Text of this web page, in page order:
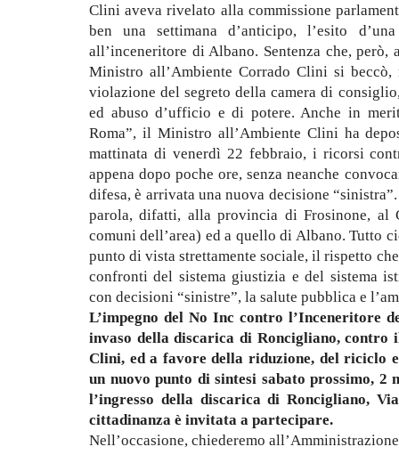
Clini aveva rivelato alla commissione
ben una settimana d’anticipo, l’esito
all’inceneritore di Albano. Sentenza che,
Ministro all’Ambiente Corrado Clini si beccò,
violazione del segreto della camera di
ed abuso d’ufficio e di potere. Anche in
Roma”, il Ministro all’Ambiente Clini ha
mattinata di venerdì 22 febbraio, i ricorsi
appena dopo poche ore, senza neanche
difesa, è arrivata una nuova decisione
parola, difatti, alla provincia di Frosinone,
comuni dell’area) ed a quello di Albano. Tutto
punto di vista strettamente sociale, il rispetto
confronti del sistema giustizia e del sistema
con decisioni “sinistre”, la salute pubblica e
L’impegno del No Inc contro l’Inceneritore
invaso della discarica di Roncigliano, contro
Clini, ed a favore della riduzione, del
un nuovo punto di sintesi sabato prossimo, 2
l’ingresso della discarica di Roncigliano,
cittadinanza è invitata a partecipare.
Nell’occasione, chiederemo